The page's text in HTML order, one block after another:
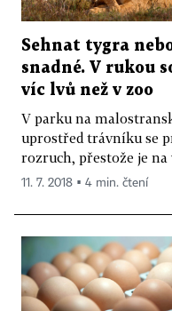
Sehnat tygra
snadné. V rukou
víc lvů než v zoo
V parku na
uprostřed trávníku se
rozruch, přestože je na
11. 7. 2018 ▪ 4 min. čtení